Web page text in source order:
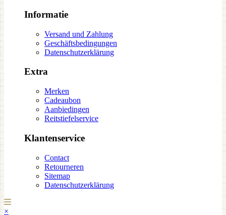
Informatie
Versand und Zahlung
Geschäftsbedingungen
Datenschutzerklärung
Extra
Merken
Cadeaubon
Aanbiedingen
Reitstiefelservice
Klantenservice
Contact
Retourneren
Sitemap
Datenschutzerklärung
×